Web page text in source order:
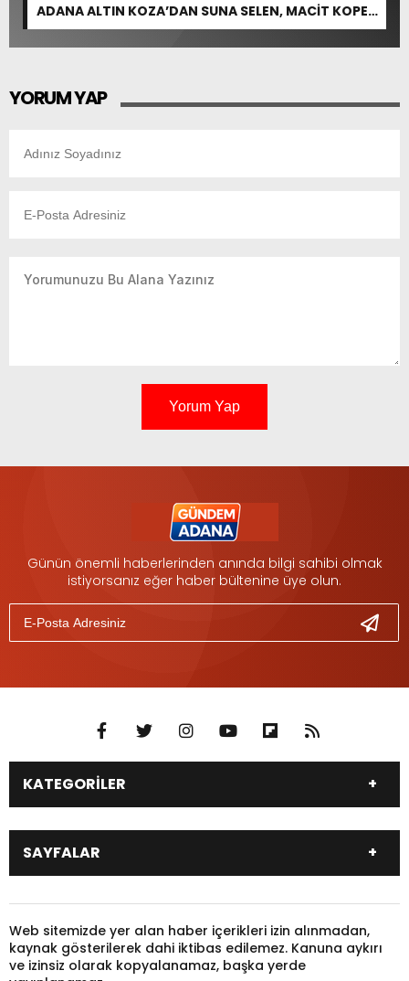
ADANA ALTIN KOZA’DAN SUNA SELEN, MACİT KOPER
VE AYDIN SAYMAN’A EMEK ÖDÜLÜ
YORUM YAP
Yorum Yap
Günün önemli haberlerinden anında bilgi sahibi olmak
istiyorsanız eğer haber bültenine üye olun.
KATEGORİLER
DÜNYA
SİYASET
EKONOMİ
SAĞLIK
SPOR
TARIM
YEREL YÖNETİM
GÜNDEM
HAYVANLAR
KADIN
KONSER
SAYFALAR
Pariteler
Canlı Sonuçlar
Puan Durumu
Fikstür
Gazeteler
Burçlar
Web sitemizde yer alan haber içerikleri izin alınmadan,
kaynak gösterilerek dahi iktibas edilemez. Kanuna aykırı
ve izinsiz olarak kopyalanamaz, başka yerde